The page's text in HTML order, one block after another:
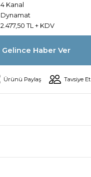
4 Kanal
Dynamat
2.477,50 TL + KDV
Gelince Haber Ver
Ürünü Paylaş Tavsiye Et